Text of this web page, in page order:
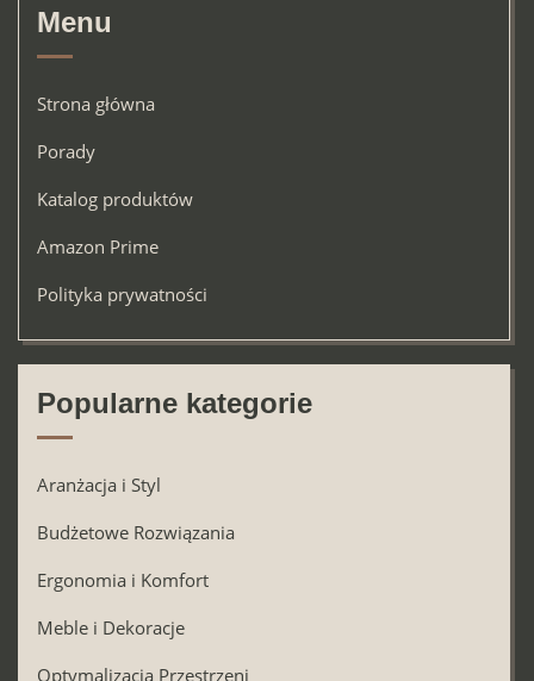
Menu
Strona główna
Porady
Katalog produktów
Amazon Prime
Polityka prywatności
Popularne kategorie
Aranżacja i Styl
Budżetowe Rozwiązania
Ergonomia i Komfort
Meble i Dekoracje
Optymalizacja Przestrzeni